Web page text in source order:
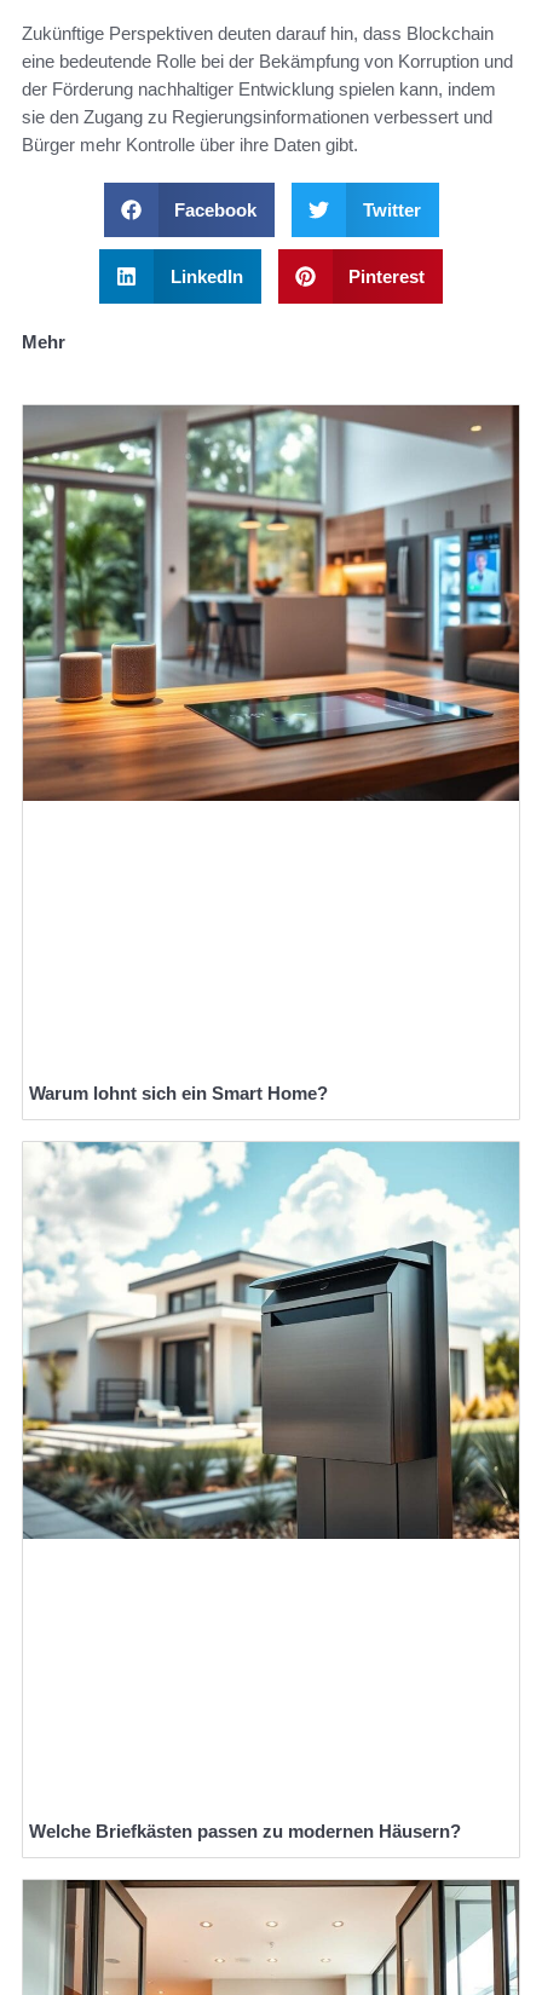
Zukünftige Perspektiven deuten darauf hin, dass Blockchain
eine bedeutende Rolle bei der Bekämpfung von Korruption und
der Förderung nachhaltiger Entwicklung spielen kann, indem
sie den Zugang zu Regierungsinformationen verbessert und
Bürger mehr Kontrolle über ihre Daten gibt.
Facebook Twitter
LinkedIn Pinterest
Mehr
Warum lohnt sich ein Smart Home?
Welche Briefkästen passen zu modernen Häusern?